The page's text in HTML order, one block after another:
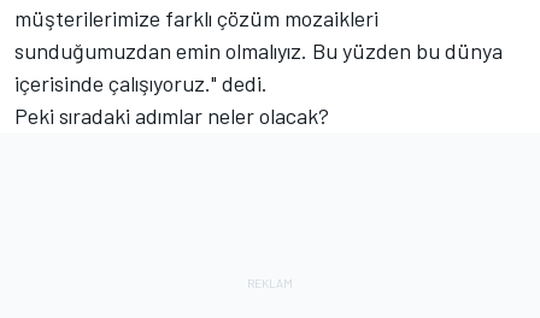
müşterilerimize farklı çözüm mozaikleri
sunduğumuzdan emin olmalıyız. Bu yüzden bu dünya
içerisinde çalışıyoruz." dedi.
Peki sıradaki adımlar neler olacak?